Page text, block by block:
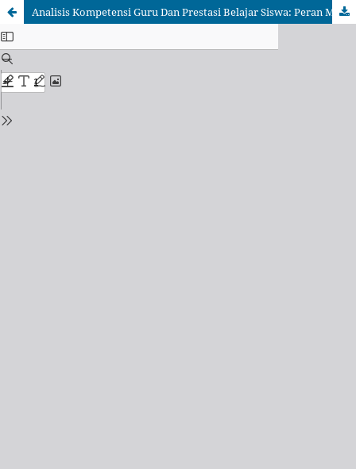
Analisis Kompetensi Guru Dan Prestasi Belajar Siswa: Peran Mediasi Gaya Belajar Dalam Path Analysis